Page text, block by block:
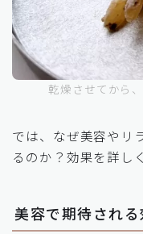
乾燥させてから
では、なぜ美容やリ
るのか？効果を詳し
美容で期待される